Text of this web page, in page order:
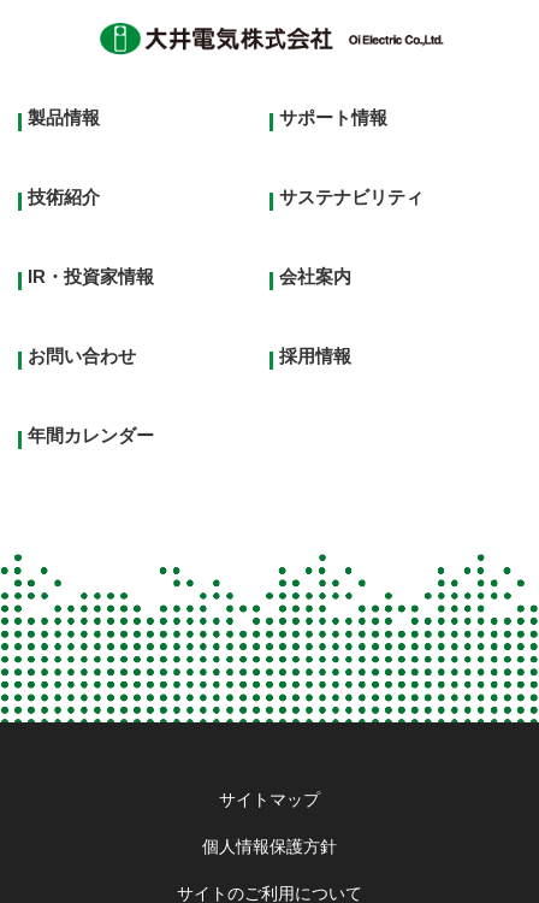
Footer
menu
製品情報 サポート情報
技術紹介 サステナビリティ
IR・投資家情報 会社案内
お問い合わせ 採用情報
年間カレンダー
サイトマップ
個人情報保護方針
サイトのご利用について